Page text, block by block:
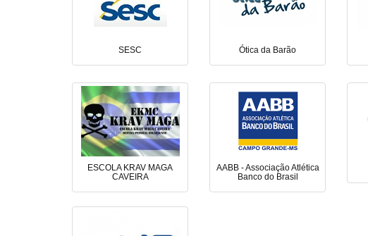
SESC Ótica da Barão
ESCOLA KRAV MAGA
CAVEIRA
AABB - Associação Atlética
Banco do Brasil